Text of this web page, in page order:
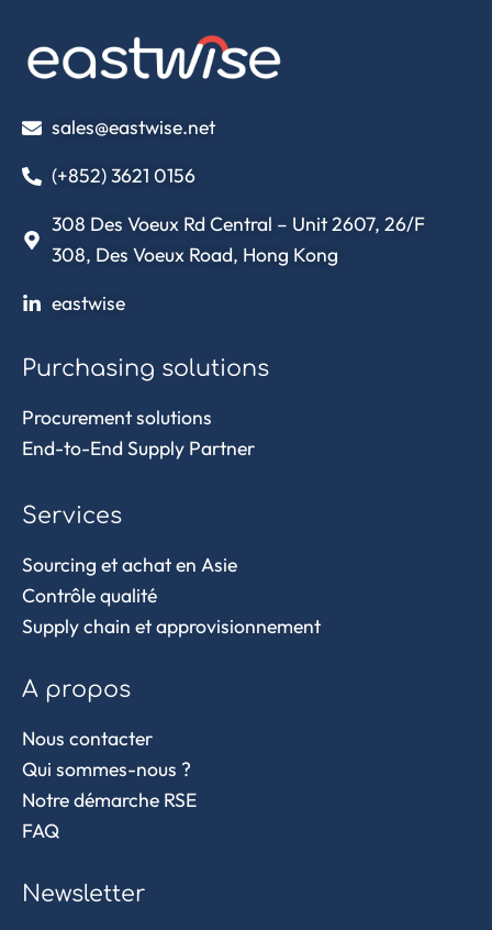
sales@eastwise.net
(+852) 3621 0156
308 Des Voeux Rd Central – Unit 2607, 26/F
308, Des Voeux Road, Hong Kong
eastwise
Purchasing solutions
Procurement solutions
End-to-End Supply Partner
Services
Sourcing et achat en Asie
Contrôle qualité
Supply chain et approvisionnement
A propos
Nous contacter
Qui sommes-nous ?
Notre démarche RSE
FAQ
Newsletter